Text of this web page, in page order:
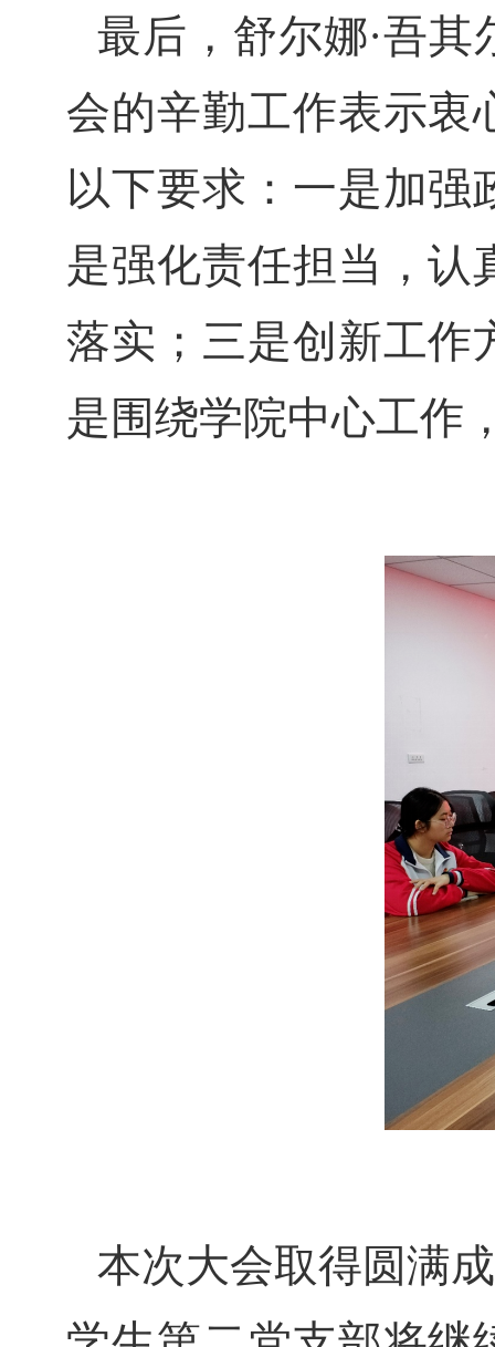
最后，舒尔娜·吾
会的辛勤工作表示衷
以下要求：一是加强
是强化责任担当，认
落实；三是创新工作
是围绕学院中心工作
本次大会取得圆满